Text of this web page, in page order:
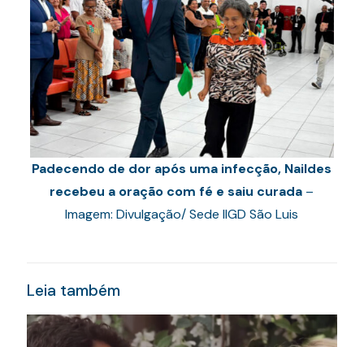
Padecendo de dor após uma infecção, Naildes
recebeu a oração com fé e saiu curada –
Imagem: Divulgação/ Sede IIGD São Luis
Leia também